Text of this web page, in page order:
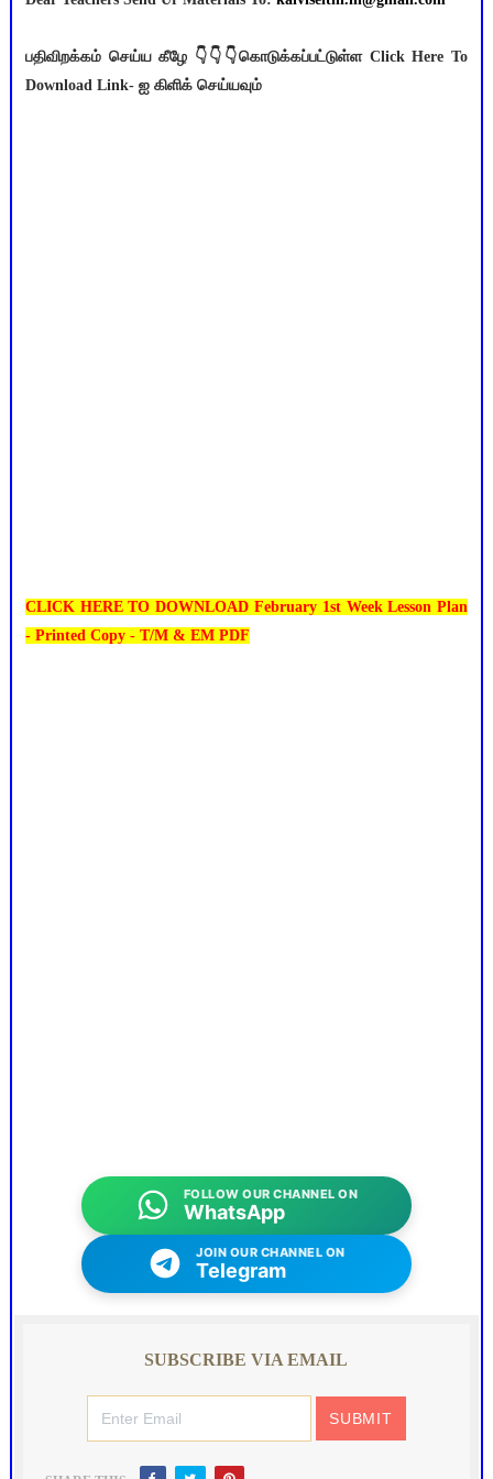
பதிவிறக்கம் செய்ய கீழே 👇👇👇கொடுக்கப்பட்டுள்ள Click Here To
Download Link- ஐ கிளிக் செய்யவும்
CLICK HERE TO DOWNLOAD February 1st Week Lesson Plan
- Printed Copy - T/M & EM PDF
FOLLOW OUR CHANNEL ON
WhatsApp
JOIN OUR CHANNEL ON
Telegram
SUBSCRIBE VIA EMAIL